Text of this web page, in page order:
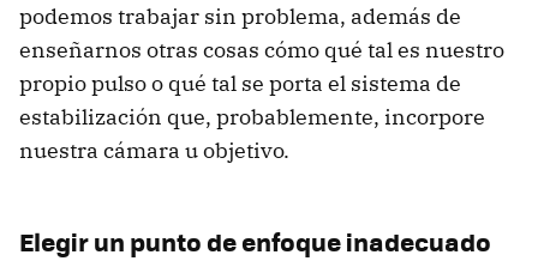
podemos trabajar sin problema, además de
enseñarnos otras cosas cómo qué tal es nuestro
propio pulso o qué tal se porta el sistema de
estabilización que, probablemente, incorpore
nuestra cámara u objetivo.
Elegir un punto de enfoque inadecuado